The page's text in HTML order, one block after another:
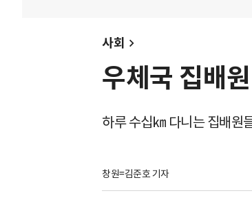
사회
우체국 집배
하루 수십㎞ 다니는 집배원
창원=김준호 기자